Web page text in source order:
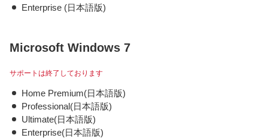
Enterprise (日本語版)
Microsoft Windows 7
サポートは終了しております
Home Premium(日本語版)
Professional(日本語版)
Ultimate(日本語版)
Enterprise(日本語版)